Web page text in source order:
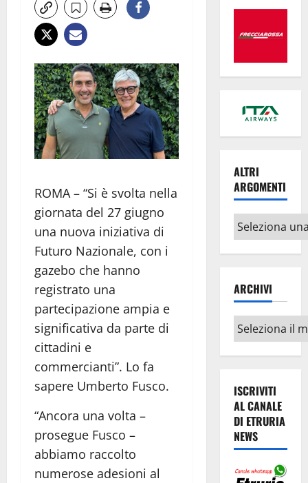
ROMA – “Si è svolta nella
giornata del 27 giugno
una nuova iniziativa di
Futuro Nazionale, con i
gazebo che hanno
registrato una
partecipazione ampia e
significativa da parte di
cittadini e
commercianti”. Lo fa
sapere Umberto Fusco.
“Ancora una volta –
prosegue Fusco –
abbiamo raccolto
numerose adesioni al
ALTRI
ARGOMENTI
Altri
argomenti
ARCHIVI
Archivi
ISCRIVITI
AL CANALE
DI ETRURIA
NEWS